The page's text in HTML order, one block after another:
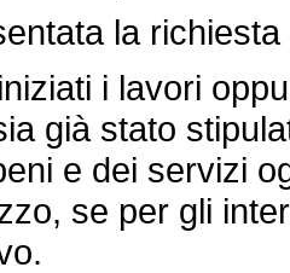
la richiesta
i lavori
già stato
e dei servizi
se per gli